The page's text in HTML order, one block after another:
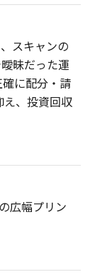
スキャンの
昧だった運
に配分・請
え、投資回収
広幅プリン